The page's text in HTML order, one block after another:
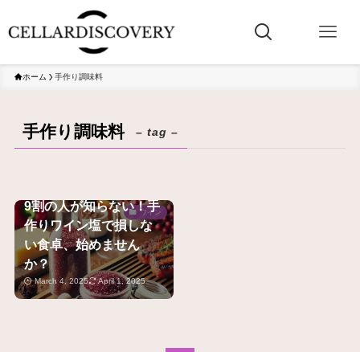
ホーム 手作り調味料
手作り調味料 – tag –
ワイン
9割の人が知らない！手
作りワイン塩で損しな
い食卓、始めません
か？
March 4, 2025 April 1, 2025